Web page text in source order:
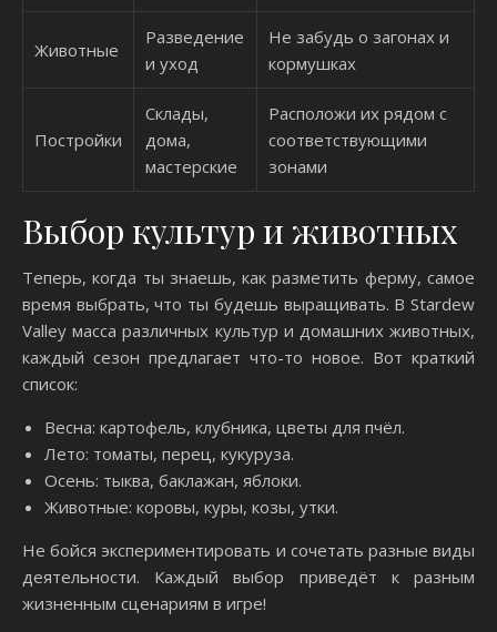
Животные
Разведение
и уход
Не забудь о загонах и
кормушках
Постройки
Склады,
дома,
мастерские
Расположи их рядом с
соответствующими
зонами
Выбор культур и животных
Теперь, когда ты знаешь, как разметить ферму, самое
время выбрать, что ты будешь выращивать. В Stardew
Valley масса различных культур и домашних животных,
каждый сезон предлагает что-то новое. Вот краткий
список:
Весна: картофель, клубника, цветы для пчёл.
Лето: томаты, перец, кукуруза.
Осень: тыква, баклажан, яблоки.
Животные: коровы, куры, козы, утки.
Не бойся экспериментировать и сочетать разные виды
деятельности. Каждый выбор приведёт к разным
жизненным сценариям в игре!